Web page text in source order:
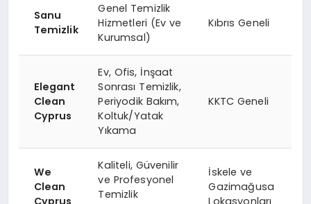
Sanu
Temizlik
Genel Temizlik
Hizmetleri (Ev ve
Kurumsal)
Kıbrıs Geneli
Elegant
Clean
Cyprus
Ev, Ofis, İnşaat
Sonrası Temizlik,
Periyodik Bakım,
Koltuk/Yatak
Yıkama
KKTC Geneli
We
Clean
Cyprus
Kaliteli, Güvenilir
ve Profesyonel
Temizlik
İskele ve
Gazimağusa
Lokasyonları